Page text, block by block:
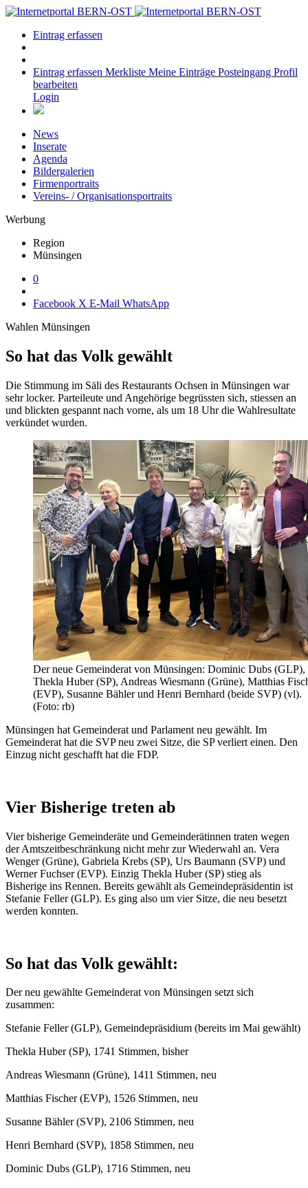
Eintrag erfassen
Eintrag erfassen Merkliste Meine Einträge Posteingang Profil
bearbeiten
Login
News
Inserate
Agenda
Bildergalerien
Firmenportraits
Vereins- / Organisationsportraits
Werbung
Region
Münsingen
0
Facebook X E-Mail WhatsApp
Wahlen Münsingen
So hat das Volk gewählt
Die Stimmung im Säli des Restaurants Ochsen in Münsingen war
sehr locker. Parteileute und Angehörige begrüssten sich, stiessen an
und blickten gespannt nach vorne, als um 18 Uhr die Wahlresultate
verkündet wurden.
Der neue Gemeinderat von Münsingen: Dominic Dubs (GLP),
Thekla Huber (SP), Andreas Wiesmann (Grüne), Matthias
(EVP), Susanne Bähler und Henri Bernhard (beide SVP) (vl).
(Foto: rb)
Münsingen hat Gemeinderat und Parlament neu gewählt. Im
Gemeinderat hat die SVP neu zwei Sitze, die SP verliert einen. Den
Einzug nicht geschafft hat die FDP.
Vier Bisherige treten ab
Vier bisherige Gemeinderäte und Gemeinderätinnen traten wegen
der Amtszeitbeschränkung nicht mehr zur Wiederwahl an. Vera
Wenger (Grüne), Gabriela Krebs (SP), Urs Baumann (SVP) und
Werner Fuchser (EVP). Einzig Thekla Huber (SP) stieg als
Bisherige ins Rennen. Bereits gewählt als Gemeindepräsidentin ist
Stefanie Feller (GLP). Es ging also um vier Sitze, die neu besetzt
werden konnten.
So hat das Volk gewählt:
Der neu gewählte Gemeinderat von Münsingen setzt sich
zusammen:
Stefanie Feller (GLP), Gemeindepräsidium (bereits im Mai gewählt)
Thekla Huber (SP), 1741 Stimmen, bisher
Andreas Wiesmann (Grüne), 1411 Stimmen, neu
Matthias Fischer (EVP), 1526 Stimmen, neu
Susanne Bähler (SVP), 2106 Stimmen, neu
Henri Bernhard (SVP), 1858 Stimmen, neu
Dominic Dubs (GLP), 1716 Stimmen, neu